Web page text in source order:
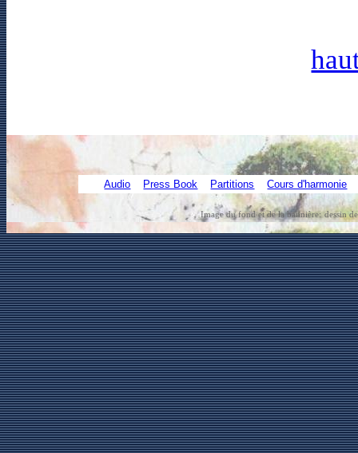
Audio Press Book Partitions Cours d'harmonie
Image du fond et de la bannière: dessin